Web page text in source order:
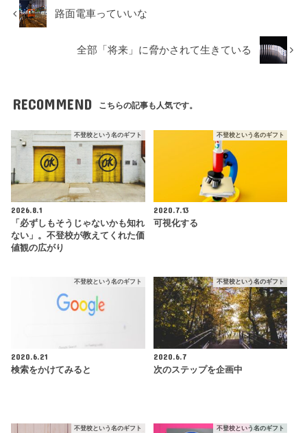
路面電車っていいな
全部「将来」に脅かされて生きている
RECOMMEND こちらの記事も人気です。
不登校という名のギフト
2026.8.1
「必ずしもそうじゃないかも知れ
ない」。不登校が教えてくれた価
値観の広がり
不登校という名のギフト
2020.7.13
可視化する
不登校という名のギフト
2020.6.21
検索をかけてみると
不登校という名のギフト
2020.6.7
次のステップを企画中
不登校という名のギフト 不登校という名のギフト